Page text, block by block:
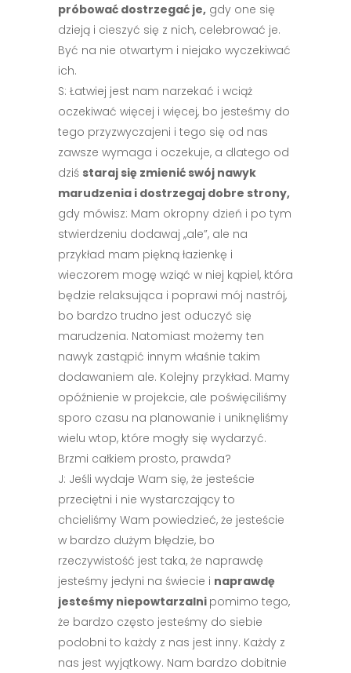
próbować dostrzegać je, gdy one się
dzieją i cieszyć się z nich, celebrować je.
Być na nie otwartym i niejako wyczekiwać
ich.
S: Łatwiej jest nam narzekać i wciąż
oczekiwać więcej i więcej, bo jesteśmy do
tego przyzwyczajeni i tego się od nas
zawsze wymaga i oczekuje, a dlatego od
dziś staraj się zmienić swój nawyk
marudzenia i dostrzegaj dobre strony,
gdy mówisz: Mam okropny dzień i po tym
stwierdzeniu dodawaj ,,ale”, ale na
przykład mam piękną łazienkę i
wieczorem mogę wziąć w niej kąpiel, która
będzie relaksująca i poprawi mój nastrój,
bo bardzo trudno jest oduczyć się
marudzenia. Natomiast możemy ten
nawyk zastąpić innym właśnie takim
dodawaniem ale. Kolejny przykład. Mamy
opóźnienie w projekcie, ale poświęciliśmy
sporo czasu na planowanie i uniknęliśmy
wielu wtop, które mogły się wydarzyć.
Brzmi całkiem prosto, prawda?
J: Jeśli wydaje Wam się, że jesteście
przeciętni i nie wystarczający to
chcieliśmy Wam powiedzieć, że jesteście
w bardzo dużym błędzie, bo
rzeczywistość jest taka, że naprawdę
jesteśmy jedyni na świecie i naprawdę
jesteśmy niepowtarzalni pomimo tego,
że bardzo często jesteśmy do siebie
podobni to każdy z nas jest inny. Każdy z
nas jest wyjątkowy. Nam bardzo dobitnie